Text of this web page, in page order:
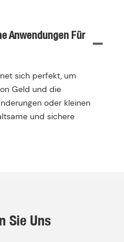
Anwendungen Für
sich perfekt, um
Geld und die
oder kleinen
und sichere
Sie Uns